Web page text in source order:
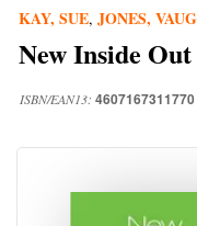
KAY, SUE, JONES,
New Inside
ISBN/EAN13: 4607167311770